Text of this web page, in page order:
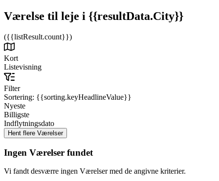
Værelse til leje i {{resultData.City}}
({{listResult.count}})
Kort
Listevisning
Filter
Sortering: {{sorting.keyHeadlineValue}}
Nyeste
Billigste
Indflytningsdato
Ingen Værelser fundet
Vi fandt desværre ingen Værelser med de angivne kriterier.